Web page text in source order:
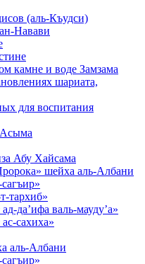
(аль-Къудси)
Навави
камне и воде Замзама
шариата,
для воспитания
Абу Хайсама
шейха аль-Албани
тархиб»
да’ифа валь-мауду’а»
сахиха»
аль-Албани